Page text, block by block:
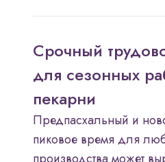
Срочный
для сезонных
пекарни
Предпасхальный и
пиковое время для